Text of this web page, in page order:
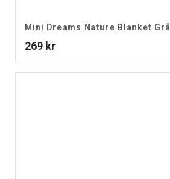
Mini Dreams Nature Blanket Grå
269 kr